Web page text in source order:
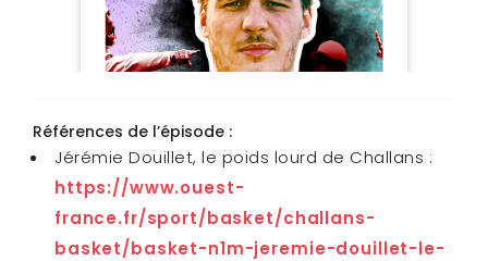
Références de l’épisode :
Jérémie Douillet, le poids lourd de Challans :
https://www.ouest-
france.fr/sport/basket/challans-
basket/basket-n1m-jeremie-douillet-le-